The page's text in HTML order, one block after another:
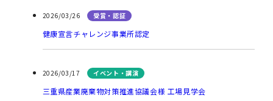
2026/03/26 受賞・認証
健康宣言チャレンジ事業所認定
2026/03/17 イベント・講演
三重県産業廃棄物対策推進協議会様 工場見学会